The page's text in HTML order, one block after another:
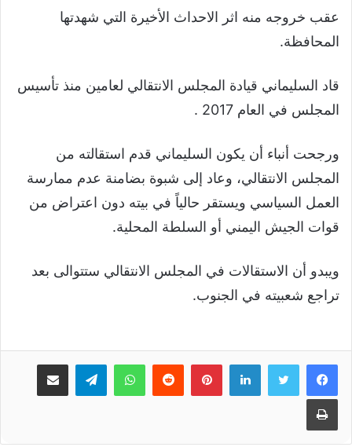
عقب خروجه منه اثر الاحداث الأخيرة التي شهدتها
المحافظة.
قاد السليماني قيادة المجلس الانتقالي لعامين منذ تأسيس
المجلس في العام 2017 .
ورجحت أنباء أن يكون السليماني قدم استقالته من
المجلس الانتقالي، وعاد إلى شبوة بضامنة عدم ممارسة
العمل السياسي ويستقر حالياً في بيته دون اعتراض من
قوات الجيش اليمني أو السلطة المحلية.
ويبدو أن الاستقالات في المجلس الانتقالي ستتوالى بعد
تراجع شعبيته في الجنوب.
لينكدإنبينتيريست واتسابتيلقرام مشاركة عبر البريد
طباعة